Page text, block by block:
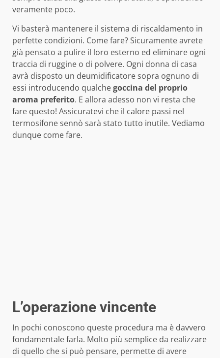
veramente poco.
Vi basterà mantenere il sistema di riscaldamento in
perfette condizioni. Come fare? Sicuramente avrete
già pensato a pulire il loro esterno ed eliminare ogni
traccia di ruggine o di polvere. Ogni donna di casa
avrà disposto un deumidificatore sopra ognuno di
essi introducendo qualchegoccina del proprio
aroma preferito. E allora adesso non vi resta che
fare questo! Assicuratevi che il calore passi nel
termosifone sennò sarà stato tutto inutile. Vediamo
dunque come fare.
L’operazione vincente
In pochi conoscono queste procedura ma è davvero
fondamentale farla. Molto più semplice da realizzare
di quello che si può pensare, permette di avere